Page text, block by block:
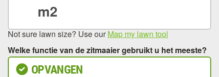
m2
Not sure lawn size? Use our Map my lawn tool
Welke functie van de zitmaaier gebruikt u het meeste?
OPVANGEN